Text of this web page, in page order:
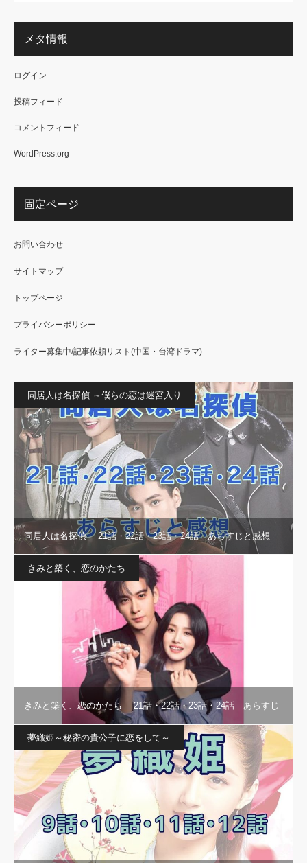
メタ情報
ログイン
投稿フィード
コメントフィード
WordPress.org
固定ページ
お問い合わせ
サイトマップ
トップページ
プライバシーポリシー
ライター募集中/記事依頼リスト(中国・台湾ドラマ)
同居人は名探偵 ～僕らの恋は迷宮入り
同居人は名探偵 21話・22話・23話・24話 あらすじと感想
きみと築く、恋のかたち
きみと築く、恋のかたち 21話・22話・23話・24話 あらすじ
夢織姫～秘密の貴公子に恋をして～